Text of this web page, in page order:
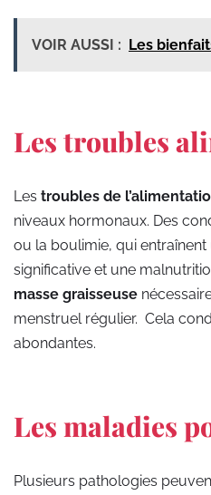
VOIR AUSSI : Les
Les troubles
Les troubles de
niveaux hormonaux. Des
ou la boulimie, qui
significative et une
masse graisseuse
menstruel régulier. Cela
abondantes.
Les maladies
Plusieurs pathologies